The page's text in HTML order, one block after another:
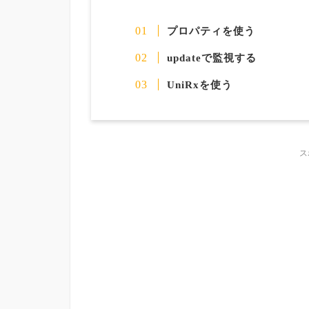
プロパティを使う
updateで監視する
UniRxを使う